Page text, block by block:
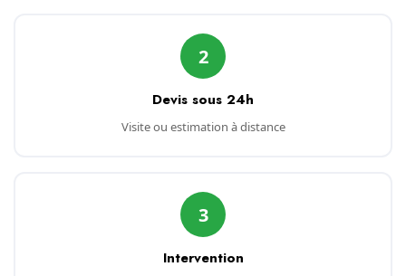
2
Devis sous 24h
Visite ou estimation à distance
3
Intervention